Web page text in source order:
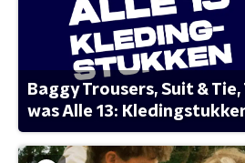
Baggy Trousers, Suit &
was Alle 13: